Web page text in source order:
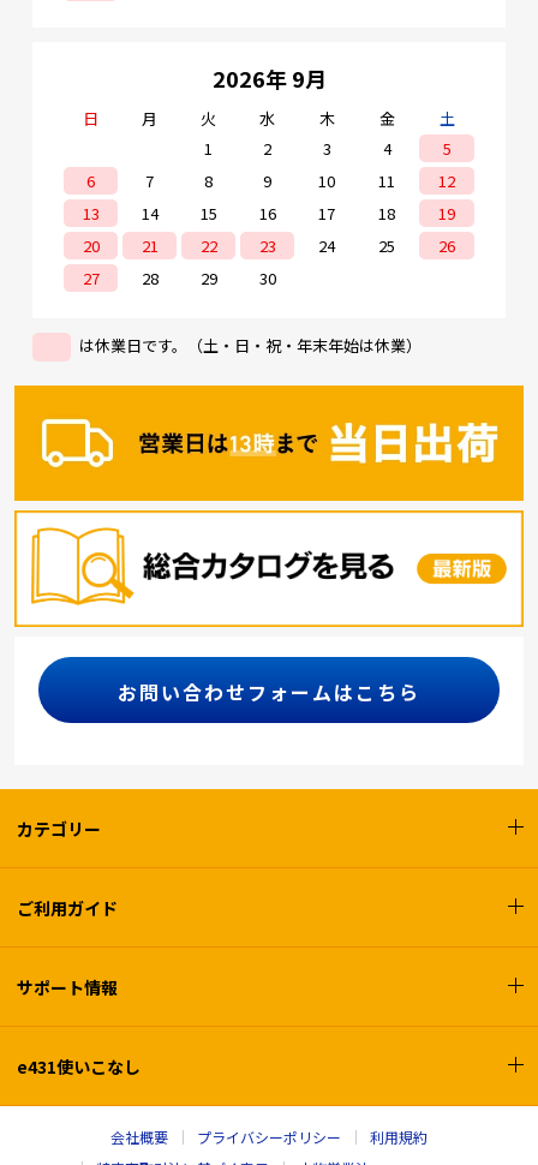
2026年 9月
日 月 火 水 木 金
土
1
2 3 4
5
6
7 8 9 10 11
12
13
14 15 16 17 18
19
20
21 22 23 24 25
26
27
28 29 30
は休業日です。（土・日・祝・年末年始は休業）
お問い合わせフォームはこちら
カテゴリー
ご利用ガイド
サポート情報
e431使いこなし
会社概要 プライバシーポリシー
利用規約